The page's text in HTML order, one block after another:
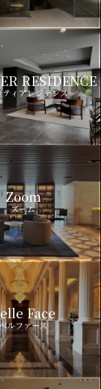
RESIDENCE
ティアレジデンス
Zoom
ズーム
Face
ルファース